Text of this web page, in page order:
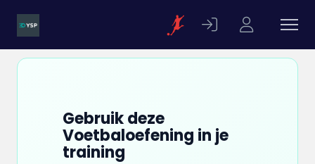
Gebruik deze
Voetbaloefening in je
training